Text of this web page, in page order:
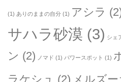
(1) ありのままの自分 (1) アシラ
サハラ砂漠 (3) シェ
ン (2) ノマド (1) パワースポット (1)
ラケシュ (2) メルズ